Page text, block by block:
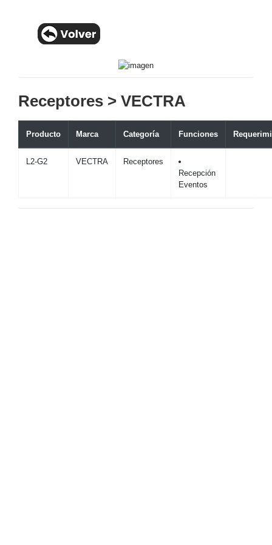
Receptores > VECTRA
Producto Marca Categoría Funciones
L2-G2 VECTRA
Receptores
Recepción
Eventos